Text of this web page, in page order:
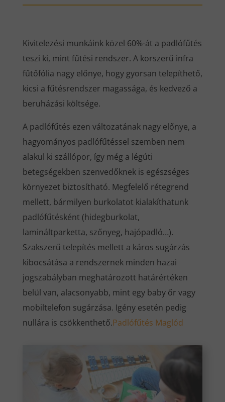
Kivitelezési munkáink közel 60%-át a padlófűtés
teszi ki, mint fűtési rendszer. A korszerű infra
fűtőfólia nagy előnye, hogy gyorsan telepíthető,
kicsi a fűtésrendszer magassága, és kedvező a
beruházási költsége.
A padlófűtés ezen változatának nagy előnye, a
hagyományos padlófűtéssel szemben nem
alakul ki szállópor, így még a légúti
betegségekben szenvedőknek is egészséges
környezet biztosítható. Megfelelő rétegrend
mellett, bármilyen burkolatot kialakíthatunk
padlófűtésként (hidegburkolat,
lamináltparketta, szőnyeg, hajópadló…).
Szakszerű telepítés mellett a káros sugárzás
kibocsátása a rendszernek minden hazai
jogszabályban meghatározott határértéken
belül van, alacsonyabb, mint egy baby őr vagy
mobiltelefon sugárzása. Igény esetén pedig
nullára is csökkenthető.Padlófűtés Maglód